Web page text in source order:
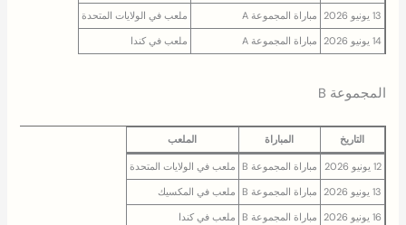
13 يونيو 2026 مباراة المجموعة A
ملعب في الولايات المتحدة
14 يونيو 2026
مباراة المجموعة A ملعب في كندا
المجموعة B
التاريخ المباراة الملعب
12 يونيو 2026 مباراة المجموعة B
ملعب في الولايات المتحدة
13 يونيو 2026
مباراة المجموعة B
ملعب في المكسيك
16 يونيو 2026
مباراة المجموعة B
ملعب في كندا